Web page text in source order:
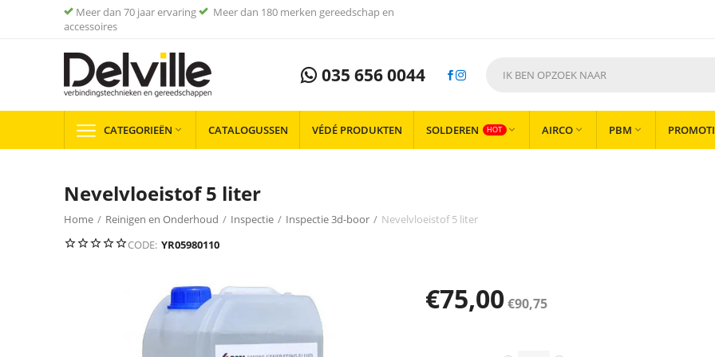
Meer dan 70 jaar ervaring
Meer dan 180 merken gereedschap en
accessoires
035 656 0044
CATEGORIEËN  CATALOGUSSEN VÉDÉ PRODUKTEN SOLDEREN HOT  AIRCO  PBM 
Nevelvloeistof 5 liter
Home / Reinigen en Onderhoud / Inspectie / Inspectie 3d-boor / Nevelvloeistof 5 liter
CODE: YR05980110
€75,00€90,75